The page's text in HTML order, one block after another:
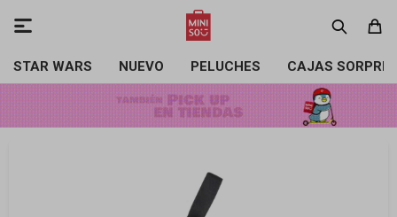
STAR WARS NUEVO PELUCHES CAJAS
